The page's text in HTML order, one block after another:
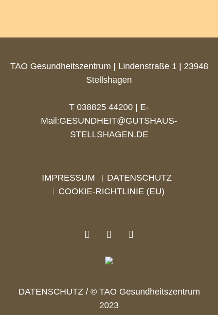
TAO Gesundheitszentrum | Lindenstraße 1 | 23948
Stellshagen
T 038825 44200 | E-
Mail:GESUNDHEIT@GUTSHAUS-
STELLSHAGEN.DE
IMPRESSUM
DATENSCHUTZ
COOKIE-RICHTLINIE (EU)
DATENSCHUTZ/ © TAO Gesundheitszentrum
2023